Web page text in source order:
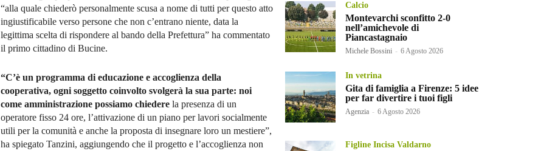
“alla quale chiederò personalmente scusa a nome di tutti per questo atto
ingiustificabile verso persone che non c’entrano niente, data la
legittima scelta di rispondere al bando della Prefettura” ha commentato
il primo cittadino di Bucine.
“C’è un programma di educazione e accoglienza della
cooperativa, ogni soggetto coinvolto svolgerà la sua parte: noi
come amministrazione possiamo chiedere la presenza di un
operatore fisso 24 ore, l’attivazione di un piano per lavori socialmente
utili per la comunità e anche la proposta di insegnare loro un mestiere”,
ha spiegato Tanzini, aggiungendo che il progetto e l’accoglienza non
Calcio
Montevarchi sconfitto 2-0
nell’amichevole di
Piancastagnaio
Michele Bossini - 6 Agosto 2026
In vetrina
Gita di famiglia a Firenze: 5 idee
per far divertire i tuoi figli
Agenzia - 6 Agosto 2026
Figline Incisa Valdarno